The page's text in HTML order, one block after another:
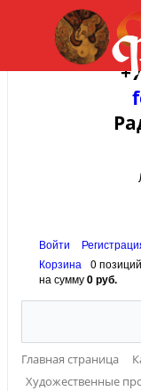
Войти
Корзина
0 позиций
на сумму0 руб.
Главная страница
Художественные